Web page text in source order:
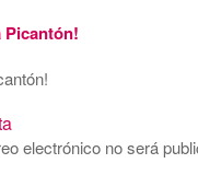
electrónico no será